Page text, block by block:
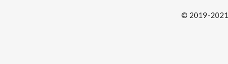
© 2019-2021